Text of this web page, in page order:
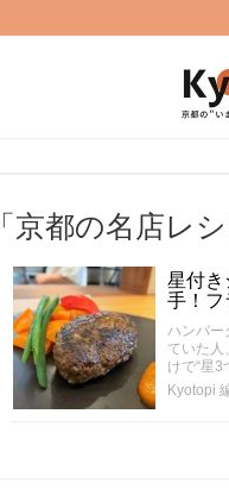
「京都の名店レ
星付き
手！フ
ハンバー
ていた人
けで“星3
Kyotopi